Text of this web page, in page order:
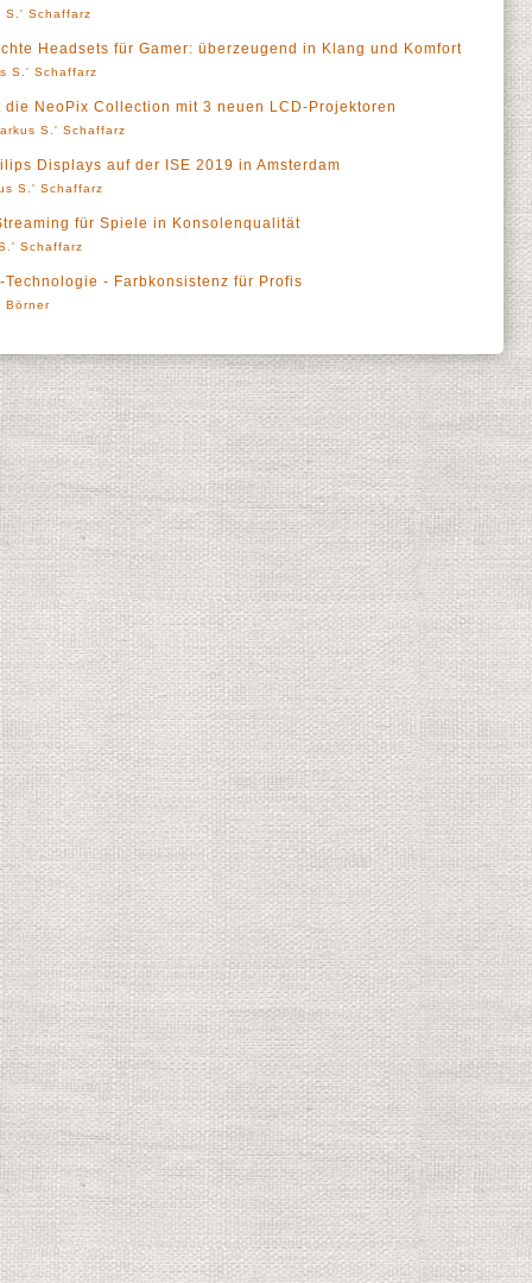
S.' Schaffarz
Headsets für Gamer: überzeugend in Klang und Komfort
S.' Schaffarz
NeoPix Collection mit 3 neuen LCD-Projektoren
S.' Schaffarz
Displays auf der ISE 2019 in Amsterdam
S.' Schaffarz
für Spiele in Konsolenqualität
Schaffarz
- Farbkonsistenz für Profis
Börner